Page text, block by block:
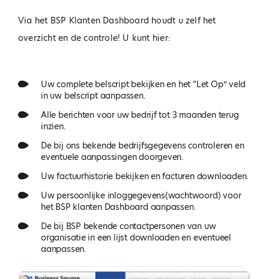
Via het BSP Klanten Dashboard houdt u zelf het
overzicht en de controle! U kunt hier:
Uw complete belscript bekijken en het “Let Op” veld
in uw belscript aanpassen.
Alle berichten voor uw bedrijf tot 3 maanden terug
inzien.
De bij ons bekende bedrijfsgegevens controleren en
eventuele aanpassingen doorgeven.
Uw factuurhistorie bekijken en facturen downloaden.
Uw persoonlijke inloggegevens(wachtwoord) voor
het BSP klanten Dashboard aanpassen.
De bij BSP bekende contactpersonen van uw
organisatie in een lijst downloaden en eventueel
aanpassen.